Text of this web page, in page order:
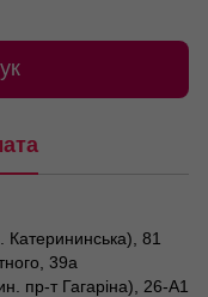
81
39а
пр-т Гагаріна), 26-А1